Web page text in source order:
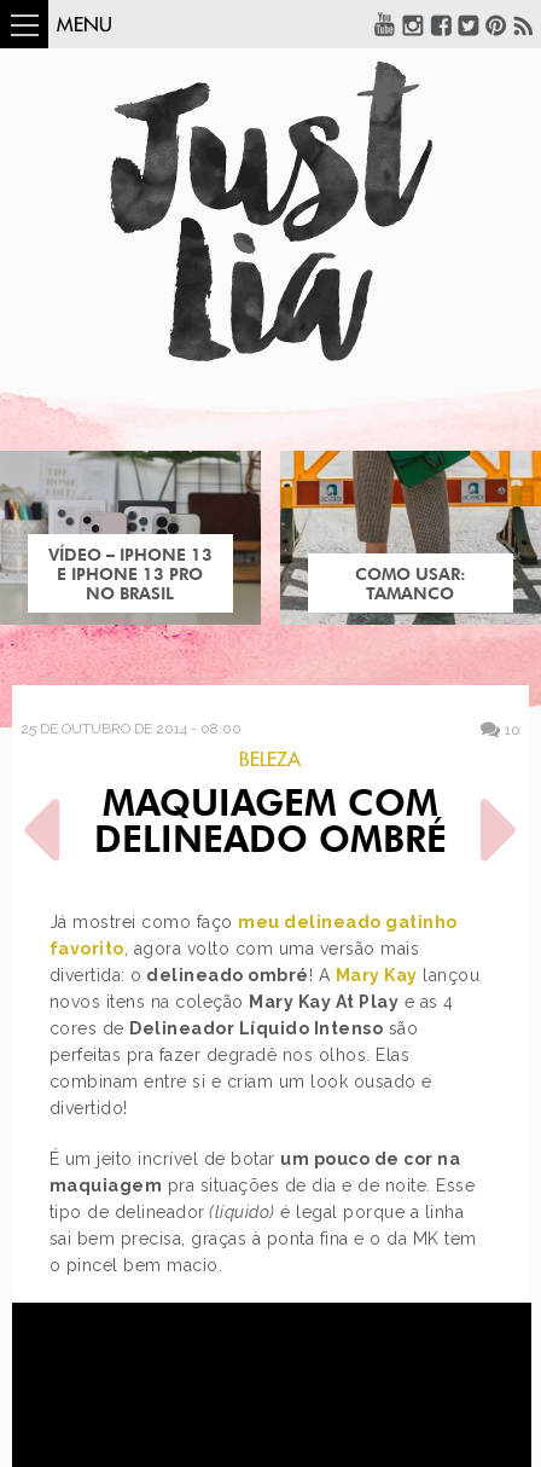
MENU
COMO USAR:
TAMANCO
25 DE OUTUBRO DE 2014 - 08:00 10
BELEZA
MAQUIAGEM COM
DELINEADO OMBRÉ
Já mostrei como faço meu delineado gatinho
favorito , agora volto com uma versão mais
divertida: o delineado ombré! A Mary Kay lançou
novos itens na coleção Mary Kay At Play e as 4
cores de Delineador Líquido Intenso são
perfeitas pra fazer degradê nos olhos. Elas
combinam entre si e criam um look ousado e
divertido!
É um jeito incrível de botar um pouco de cor na
maquiagem pra situações de dia e de noite. Esse
tipo de delineador (líquido) é legal porque a linha
sai bem precisa, graças à ponta fina e o da MK tem
o pincel bem macio.
POST ANTERIOR
LOOK DO DIA: BORDADO
PRÓXIMO POST
TENDÊNCIA: SLIP DRESS